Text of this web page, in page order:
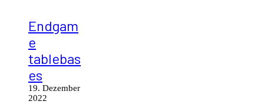
Endgam
e
tablebas
es
19. Dezember
2022